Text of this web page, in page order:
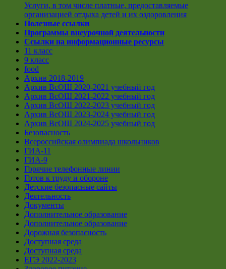
Услуги, в том числе платные, предоставляемые
организацией отдыха детей и их оздоровления
Полезные ссылки
Программы внеурочной деятельности
Ссылки на информационные ресурсы
11 класс
9 класс
food
Архив 2018-2019
Архив ВсОШ 2020-2021 учебный год
Архив ВсОШ 2021-2022 учебный год
Архив ВсОШ 2022-2023 учебный год
Архив ВсОШ 2023-2024 учебный год
Архив ВсОШ 2024-2025 учебный год
Безопасность
Всероссийская олимпиада школьников
ГИА-11
ГИА-9
Горячие телефонные линии
Готов к труду и обороне
Детские безопасные сайты
Деятельность
Документы
Дополнительное образование
Дополнительное образование
Дорожная безопасность
Доступная среда
Доступная среда
ЕГЭ 2022-2023